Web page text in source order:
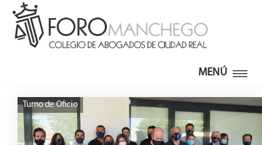
MENÚ
Turno de Oficio